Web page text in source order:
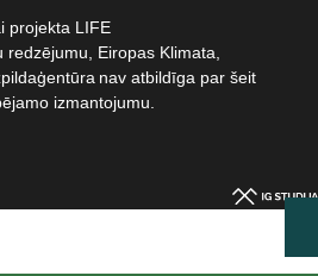
projekta LIFE
redzējumu, Eiropas Klimata,
nav atbildīga par šeit
izmantojumu.​